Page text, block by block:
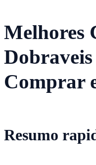
Melhores
Comprar
Resumo